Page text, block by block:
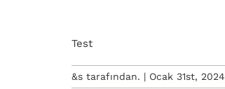
Test
&s tarafından. | Ocak 31st, 2024